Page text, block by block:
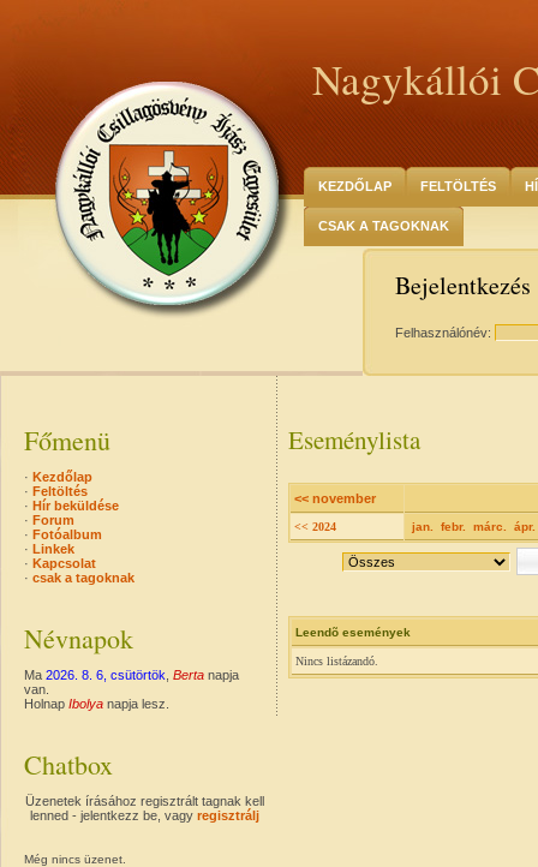
Nagykállói
KEZDŐLAP FELTÖLTÉS
CSAK A TAGOKNAK
Bejelentkezés
Felhasználónév:
Főmenü
· Kezdőlap
· Feltöltés
· Hír beküldése
· Forum
· Fotóalbum
· Linkek
· Kapcsolat
· csak a tagoknak
Névnapok
Ma 2026. 8. 6, csütörtök Berta napja
van.
Holnap Ibolya napja lesz.
Chatbox
Üzenetek írásához regisztrált tagnak kell
lenned - jelentkezz be, vagy regisztrálj
Még nincs üzenet.
Eseménylista
<< november
<< 2024 jan. febr. márc. ápr.
Leendõ események
Nincs listázandó.